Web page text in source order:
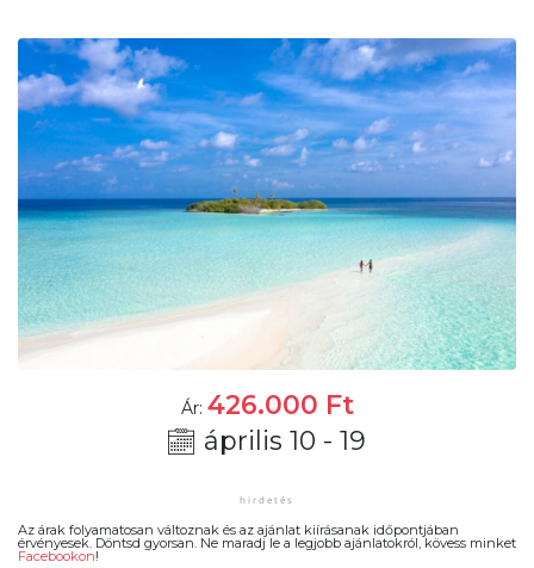
Ár: 426.000 Ft
április 10 - 19
Az árak folyamatosan változnak és az ajánlat kiírásanak időpontjában
érvényesek. Döntsd gyorsan. Ne maradj le a legjobb ajánlatokról, kövess minket
Facebookon!